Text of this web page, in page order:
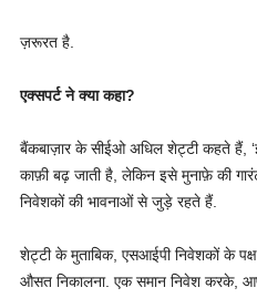
ज़रूरत है.
एक्सपर्ट ने क्या कहा?
बैंकबाज़ार के सीईओ अधिल शेट्टी कहते हैं,
काफ़ी बढ़ जाती है, लेकिन इसे मुनाफ़े की
निवेशकों की भावनाओं से जुड़े रहते हैं.
शेट्टी के मुताबिक, एसआईपी निवेशकों के
औसत निकालना. एक समान निवेश करके,